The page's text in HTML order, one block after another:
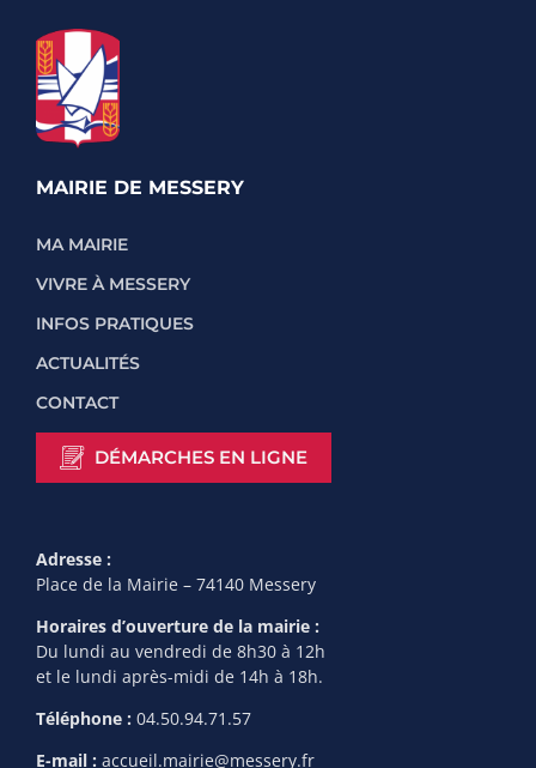
MAIRIE DE MESSERY
MA MAIRIE
VIVRE À MESSERY
INFOS PRATIQUES
ACTUALITÉS
CONTACT
DÉMARCHES EN LIGNE
Adresse :
Place de la Mairie – 74140 Messery
Horaires d’ouverture de la mairie :
Du lundi au vendredi de 8h30 à 12h
et le lundi après-midi de 14h à 18h.
Téléphone : 04.50.94.71.57
E-mail : accueil.mairie@messery.fr